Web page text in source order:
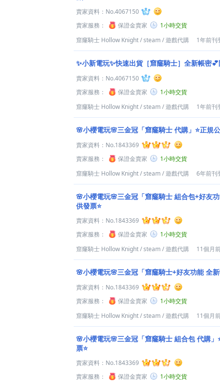
賣家資料： No.4067150
賣家服務：
保證金賣家
1小時交貨
窟窿騎士 Hollow Knight/steam/遊戲代購 1年前刊
✨小新電玩✨快速出貨［窟窿騎士］全新帳密
賣家資料： No.4067150
賣家服務：
保證金賣家
1小時交貨
窟窿騎士 Hollow Knight/steam/遊戲代購 1年前刊
🌸小櫻電玩🌸三金冠「窟窿騎士 代購」⭐️正規
賣家資料： No.1843369
賣家服務：
保證金賣家
1小時交貨
窟窿騎士 Hollow Knight/steam/遊戲代購 6年前刊
🌸小櫻電玩🌸三金冠「窟窿騎士 組合包+好友
供發票⭐️
賣家資料： No.1843369
賣家服務：
保證金賣家
1小時交貨
窟窿騎士 Hollow Knight/steam/遊戲代購 11個月
🌸小櫻電玩🌸三金冠「窟窿騎士+好友功能 全新
賣家資料： No.1843369
賣家服務：
保證金賣家
1小時交貨
窟窿騎士 Hollow Knight/steam/遊戲代購 11個月
🌸小櫻電玩🌸三金冠「窟窿騎士 組合包 代購」
票⭐️
賣家資料： No.1843369
賣家服務：
保證金賣家
1小時交貨